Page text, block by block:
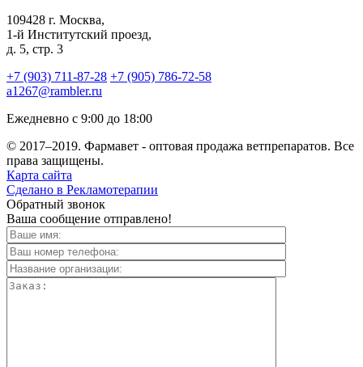
109428 г. Москва,
1-й Институтский проезд,
д. 5, стр. 3
+7 (903) 711-87-28 +7 (905) 786-72-58
a1267@rambler.ru
Ежедневно с 9:00 до 18:00
© 2017–2019. Фармавет - оптовая продажа ветпрепаратов. Все
права защищены.
Карта сайта
Сделано в Рекламотерапии
Обратный звонок
Ваша сообщение отправлено!